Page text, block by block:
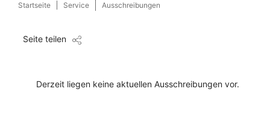
Startseite Service Ausschreibungen
Seite teilen
Derzeit liegen keine aktuellen Ausschreibungen vor.